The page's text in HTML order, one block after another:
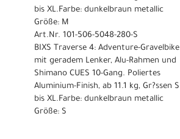
bis XL.Farbe: dunkelbraun metallic
Größe: M
Art.Nr. 101-506-5048-280-S
BIXS Traverse 4: Adventure-Gravelbike
mit geradem Lenker, Alu-Rahmen und
Shimano CUES 10-Gang. Poliertes
Aluminium-Finish, ab 11.1 kg, Gr?ssen S
bis XL.Farbe: dunkelbraun metallic
Größe: S